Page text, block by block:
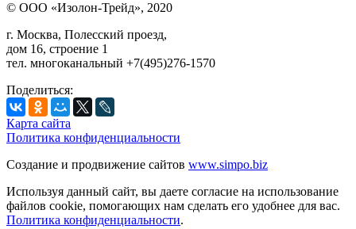
© ООО «Изолон-Трейд», 2020
г. Москва, Полесский проезд,
дом 16, строение 1
тел. многоканальный +7(495)276-1570
Поделиться:
Карта сайта
Политика конфиденциальности
Создание и продвижение сайтов www.simpo.biz
Используя данный сайт, вы даете согласие на использование
файлов cookie, помогающих нам сделать его удобнее для вас.
Политика конфиденциальности.